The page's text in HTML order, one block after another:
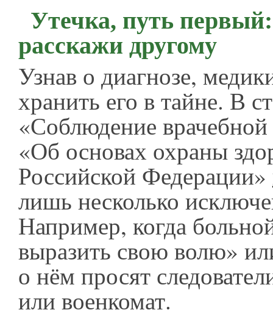
Утечка, путь
расскажи другому
Узнав о диагнозе,
хранить его в тайне. В
«Соблюдение
«Об основах охраны
Российской Федерации»
лишь несколько
Например, когда
выразить свою волю»
о нём просят
или военкомат.